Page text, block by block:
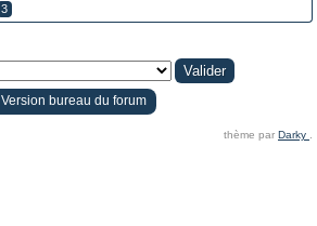
3
Version bureau du forum
thème par Darky